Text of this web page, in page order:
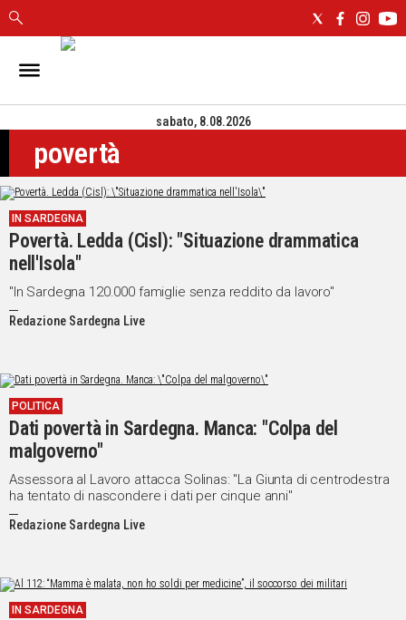
IN
CAGLIARI
SASSARI
NUORO
ORISTANO
SULCIS
GALLURA
OGLIASTRA
MEDIO
CAMPIDANO
NOTIZIE
POLITICA
IN
ITALIA
MONDO
VIDEO
sabato, 8.08.2026
povertà
IN SARDEGNA
Povertà. Ledda (Cisl): "Situazione drammatica
nell'Isola"
"In Sardegna 120.000 famiglie senza reddito da lavoro"
Redazione Sardegna Live
POLITICA
Dati povertà in Sardegna. Manca: "Colpa del
malgoverno"
Assessora al Lavoro attacca Solinas: "La Giunta di centrodestra
ha tentato di nascondere i dati per cinque anni"
Redazione Sardegna Live
IN SARDEGNA